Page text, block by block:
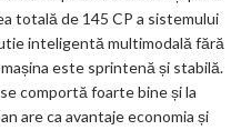
totală de 145 CP a sistemului
inteligentă multimodală fără
este sprintenă și stabilă.
comportă foarte bine și la
are ca avantaje economia și